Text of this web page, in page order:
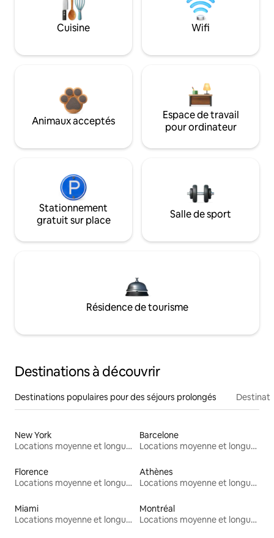
Cuisine Wifi
Animaux acceptés
Espace de travail
pour ordinateur
Stationnement
gratuit sur place
Salle de sport
Résidence de tourisme
Destinations à découvrir
Destinations populaires pour des séjours prolongés
New York
Locations moyenne et longue durée
Barcelone
Locations moyenne et longue durée
Florence
Locations moyenne et longue durée
Athènes
Locations moyenne et longue durée
Miami
Locations moyenne et longue durée
Montréal
Locations moyenne et longue durée